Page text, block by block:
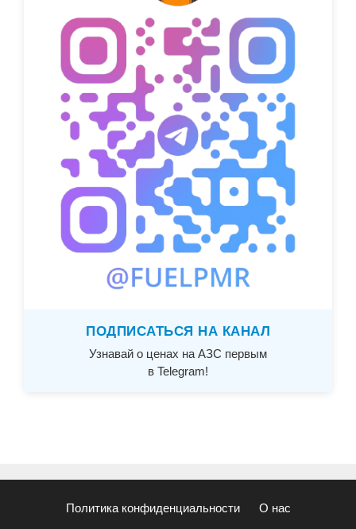
ПОДПИСАТЬСЯ НА КАНАЛ
Узнавай о ценах на АЗС первым
в Telegram!
Политика конфиденциальности О нас